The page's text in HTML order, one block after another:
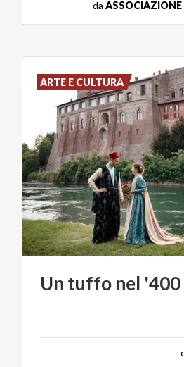
da
Un tuffo nel '400
ARTE E CULTURA